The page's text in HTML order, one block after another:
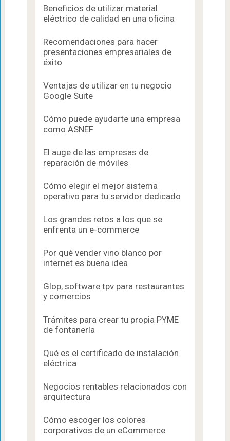
Beneficios de utilizar material
eléctrico de calidad en una oficina
Recomendaciones para hacer
presentaciones empresariales de
éxito
Ventajas de utilizar en tu negocio
Google Suite
Cómo puede ayudarte una empresa
como ASNEF
El auge de las empresas de
reparación de móviles
Cómo elegir el mejor sistema
operativo para tu servidor dedicado
Los grandes retos a los que se
enfrenta un e-commerce
Por qué vender vino blanco por
internet es buena idea
Glop, software tpv para restaurantes
y comercios
Trámites para crear tu propia PYME
de fontanería
Qué es el certificado de instalación
eléctrica
Negocios rentables relacionados con
arquitectura
Cómo escoger los colores
corporativos de un eCommerce